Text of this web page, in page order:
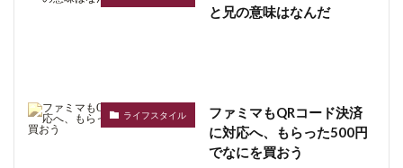
と兄の意味はなんだ
ライフスタイル
ファミマもQRコード決済
に対応へ、もらった500円
でなにを買おう